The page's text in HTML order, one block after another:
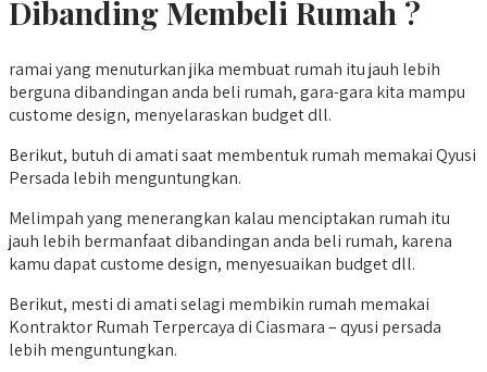
Dibanding Membeli Rumah ?
ramai yang menuturkan jika membuat rumah itu jauh lebih
berguna dibandingan anda beli rumah, gara-gara kita mampu
custome design, menyelaraskan budget dll.
Berikut, butuh di amati saat membentuk rumah memakai Qyusi
Persada lebih menguntungkan.
Melimpah yang menerangkan kalau menciptakan rumah itu
jauh lebih bermanfaat dibandingan anda beli rumah, karena
kamu dapat custome design, menyesuaikan budget dll.
Berikut, mesti di amati selagi membikin rumah memakai
Kontraktor Rumah Terpercaya di Ciasmara – qyusi persada
lebih menguntungkan.